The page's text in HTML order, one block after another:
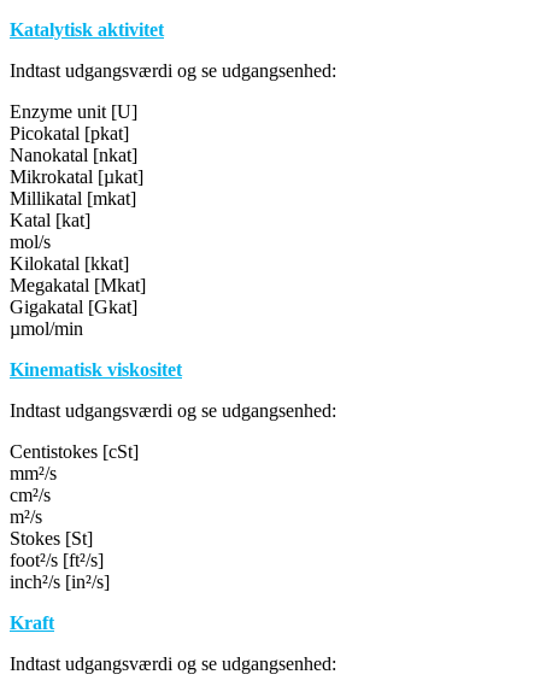
Katalytisk aktivitet
Indtast udgangsværdi og se udgangsenhed:
Enzyme unit [U]
Picokatal [pkat]
Nanokatal [nkat]
Mikrokatal [µkat]
Millikatal [mkat]
Katal [kat]
mol/s
Kilokatal [kkat]
Megakatal [Mkat]
Gigakatal [Gkat]
µmol/min
Kinematisk viskositet
Indtast udgangsværdi og se udgangsenhed:
Centistokes [cSt]
mm²/s
cm²/s
m²/s
Stokes [St]
foot²/s [ft²/s]
inch²/s [in²/s]
Kraft
Indtast udgangsværdi og se udgangsenhed: